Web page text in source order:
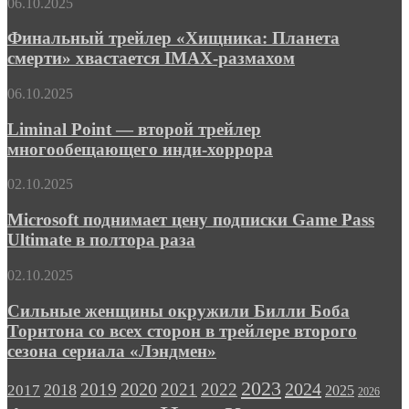
в
шпионского
триллера
«Хищника:
смерти»
IMAX-
Финальный трейлер «Хищника: Планета
смерти» хвастается IMAX-размахом
Liminal
—
второй
трейлер
инди-
06.10.2025
Liminal Point — второй трейлер
многообещающего инди-хоррора
Microsoft
цену
подписки
Game
Ultimate
полтора
раза
02.10.2025
Microsoft поднимает цену подписки Game Pass
Ultimate в полтора раза
Сильные
окружили
Билли
Боба
Торнтона
всех
сторон
02.10.2025
Сильные женщины окружили Билли Боба
Торнтона со всех сторон в трейлере второго
сезона сериала «Лэндмен»
2017 2018 2019 2020 2021 2022 2023 2024 2025 2026